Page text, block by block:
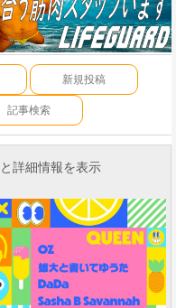
新規投稿
記事検索
詳細情報を表示